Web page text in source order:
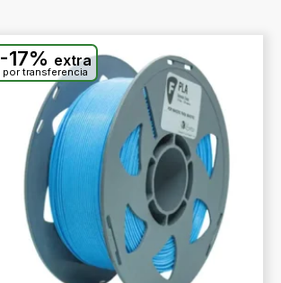
-17% extra
por transferencia